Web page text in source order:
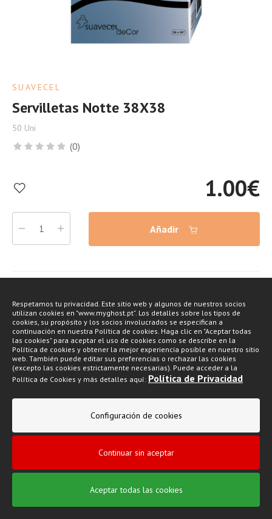
SUAVECEL
Servilletas Notte 38X38
50 Uni
(0)
1.00€
Añadir
SUAVECEL
Respetamos tu privacidad. Este sitio web y algunos de nuestros socios
utilizan cookies en "www.myghost.pt". Los detalles sobre los tipos de
cookies, su propósito y los socios involucrados se especifican a
continuación en nuestra Política de cookies. Haga clic en "Aceptar todas
las cookies" para aceptar el uso de cookies como se describe en la
Política de cookies y obtener la mejor experiencia posible en nuestro sitio
web. También puede editar sus preferencias o rechazar las cookies
(excepto las cookies estrictamente necesarias). Puede acceder a la
Política de Cookies y más detalles aquí: Política de Privacidad
Configuración de cookies
Continuar sin aceptar
Aceptar todas las cookies